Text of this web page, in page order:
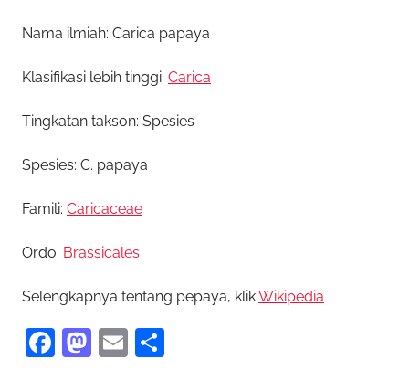
Nama ilmiah: Carica papaya
Klasifikasi lebih tinggi: Carica
Tingkatan takson: Spesies
Spesies: C. papaya
Famili: Caricaceae
Ordo: Brassicales
Selengkapnya tentang pepaya, klikWikipedia
F
M E